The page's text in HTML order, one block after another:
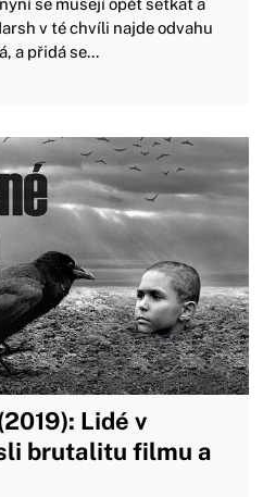
se musejí opět setkat a
v té chvíli najde odvahu
a přidá se...
Lidé v
brutalitu filmu a